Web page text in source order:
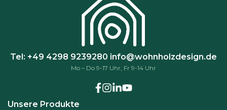
Tel: +49 4298 9239280 info@wohnholzdesign.de
Mo – Do 9-17 Uhr, Fr 9-14 Uhr
Unsere Produkte